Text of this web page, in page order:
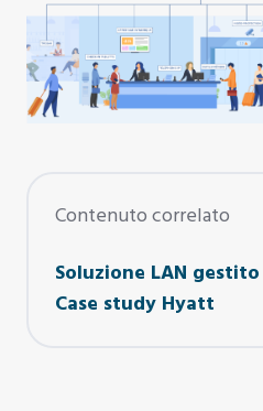
Contenuto correlato
Soluzione LAN gestito
Case study Hyatt